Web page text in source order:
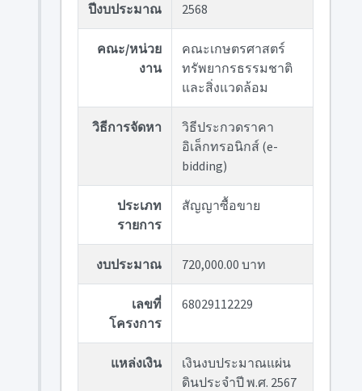
ปีงบประมาณ 2568
คณะ/หน่วย
งาน
คณะเกษตรศาสตร์
ทรัพยากรธรรมชาติ
และสิ่งแวดล้อม
วิธีการจัดหา
วิธีประกวดราคา
อิเล็กทรอนิกส์ (e-
bidding)
ประเภท
รายการ
สัญญาซื้อขาย
งบประมาณ 720,000.00 บาท
เลขที่
โครงการ
68029112229
แหล่งเงิน
เงินงบประมาณแผ่น
ดินประจำปี พ.ศ. 2567